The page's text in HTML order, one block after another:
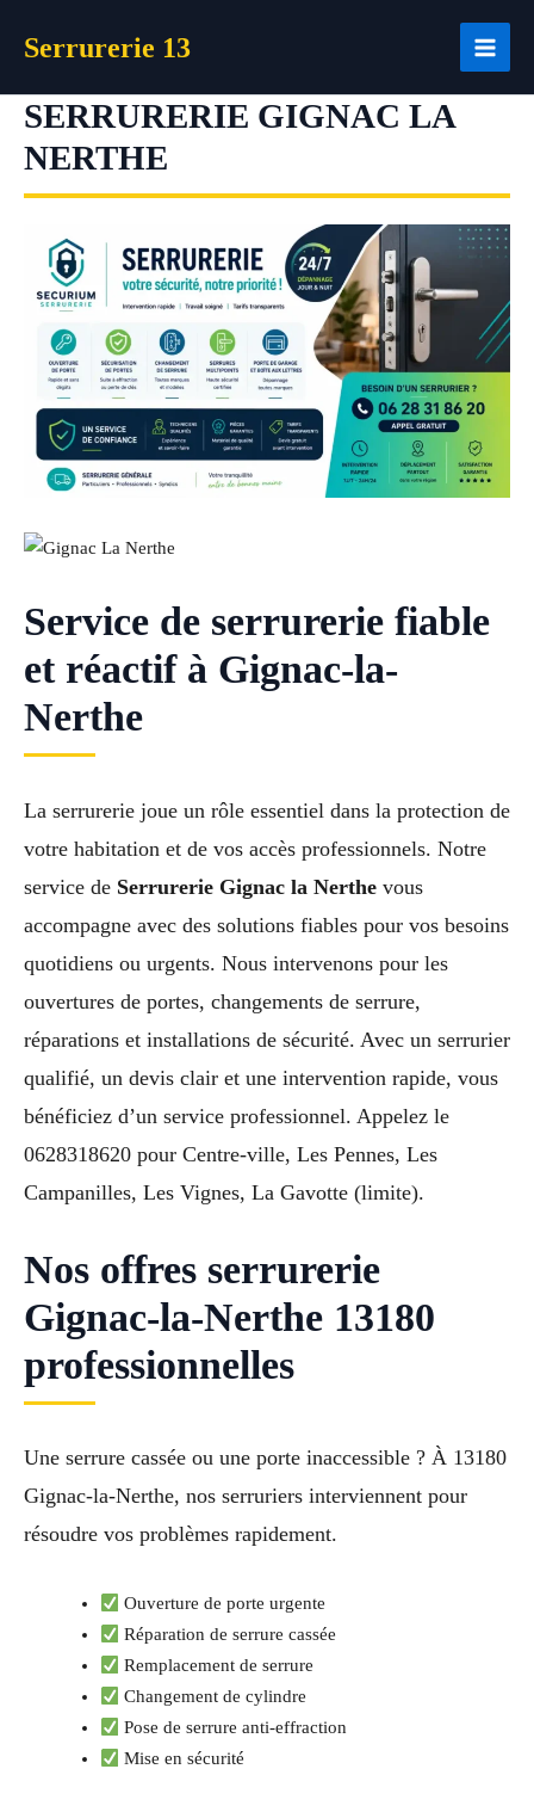
Serrurerie 13
SERRURERIE GIGNAC LA
NERTHE
Service de serrurerie fiable
et réactif à Gignac-la-
Nerthe
La serrurerie joue un rôle essentiel dans la protection de
votre habitation et de vos accès professionnels. Notre
service de Serrurerie Gignac la Nerthe vous
accompagne avec des solutions fiables pour vos besoins
quotidiens ou urgents. Nous intervenons pour les
ouvertures de portes, changements de serrure,
réparations et installations de sécurité. Avec un serrurier
qualifié, un devis clair et une intervention rapide, vous
bénéficiez d’un service professionnel. Appelez le
0628318620 pour Centre-ville, Les Pennes, Les
Campanilles, Les Vignes, La Gavotte (limite).
Nos offres serrurerie
Gignac-la-Nerthe 13180
professionnelles
Une serrure cassée ou une porte inaccessible ? À 13180
Gignac-la-Nerthe, nos serruriers interviennent pour
résoudre vos problèmes rapidement.
Ouverture de porte urgente
Réparation de serrure cassée
Remplacement de serrure
Changement de cylindre
Pose de serrure anti-effraction
Mise en sécurité